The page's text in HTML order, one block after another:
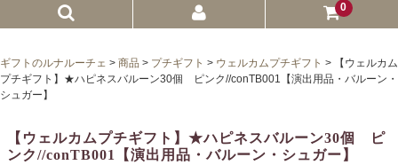
0
プチギフト
子育て卒業証書
ギフトのルナルーチェ > 商品 > プチギフト > ウェルカムプチギフト >
【ウェルカム
プチギフト】★ハピネスバルーン30個 ピンク//conTB001【演出用品・バルーン・
シュガー】
【ウェルカムプチギフト】★ハピネスバルーン30個 ピ
ンク//conTB001【演出用品・バルーン・シュガー】